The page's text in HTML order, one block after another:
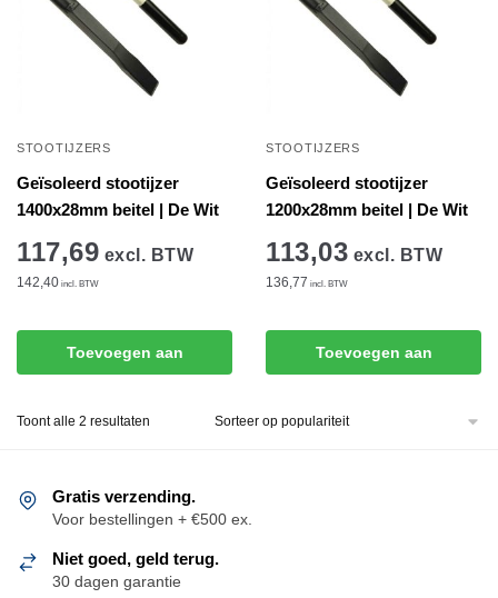
STOOTIJZERS
Geïsoleerd stootijzer
1400x28mm beitel | De Wit
117,69 excl. BTW
142,40 incl. BTW
Toevoegen aan
STOOTIJZERS
Geïsoleerd stootijzer
1200x28mm beitel | De Wit
113,03 excl. BTW
136,77 incl. BTW
Toevoegen aan
Toont alle 2 resultaten Gesorteerd
Gratis verzending.
Voor bestellingen + €500 ex.
Niet goed, geld terug.
30 dagen garantie